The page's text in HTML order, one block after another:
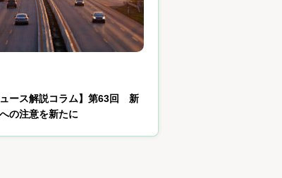
ュース解説コラム】第63回 新
の注意を新たに